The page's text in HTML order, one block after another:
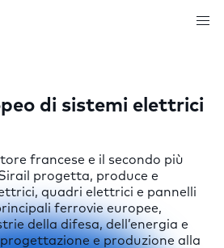
di sistemi elettrici
francese e il secondo più
progetta, produce e
quadri elettrici e pannelli
ferrovie europee,
della difesa, dell’energia e
e produzione alla